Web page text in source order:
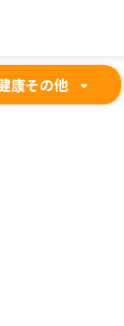
康その他